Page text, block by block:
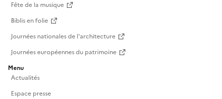
Fête de la musique
Biblis en folie
Journées nationales de l'architecture
Journées européennes du patrimoine
Menu
Actualités
Espace presse